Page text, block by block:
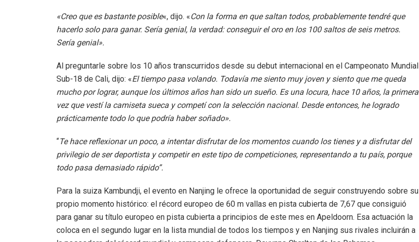
«Creo que es bastante posible«, dijo. «Con la forma en que saltan todos, probablemente tendré que
hacerlo solo para ganar. Sería genial, la verdad: conseguir el oro en los 100 saltos de seis metros.
Sería genial».
Al preguntarle sobre los 10 años transcurridos desde su debut internacional en el Campeonato Mundial
Sub-18 de Cali, dijo: «El tiempo pasa volando. Todavía me siento muy joven y siento que me queda
mucho por lograr, aunque los últimos años han sido un sueño. Es una locura, hace 10 años, la primera
vez que vestí la camiseta sueca y competí con la selección nacional. Desde entonces, he logrado
prácticamente todo lo que podría haber soñado».
“Te hace reflexionar un poco, a intentar disfrutar de los momentos cuando los tienes y a disfrutar del
privilegio de ser deportista y competir en este tipo de competiciones, representando a tu país, porque
todo pasa demasiado rápido”.
Para la suiza Kambundji, el evento en Nanjing le ofrece la oportunidad de seguir construyendo sobre su
propio momento histórico: el récord europeo de 60 m vallas en pista cubierta de 7,67 que consiguió
para ganar su título europeo en pista cubierta a principios de este mes en Apeldoorn. Esa actuación la
coloca en el segundo lugar en la lista mundial de todos los tiempos y en Nanjing sus rivales incluirán a